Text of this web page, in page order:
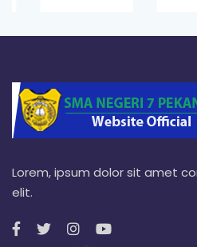
Lorem, ipsum dolor sit amet
elit.